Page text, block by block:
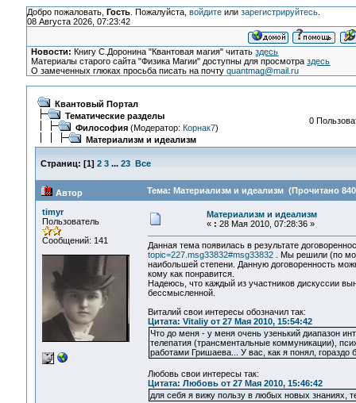
Добро пожаловать, Гость. Пожалуйста, войдитеили зарегистрируйтесь.
08 Августа 2026, 07:23:42
Новости: Книгу С.Доронина "Квантовая магия" читатьздесь
Материалы старого сайта "Физика Магии" доступны для просмотраздесь
О замеченных глюках просьба писать на почтуquantmag@mail.ru
Квантовый Портал
Тематические разделы
Философия(Модератор: Корнак7)
Материализм и идеализм
0
Страниц: [1] 2 3 ... 23 Все
Автор Тема: Материализм и идеализм (Прочитано
timyr
Пользователь
Сообщений: 141
Материализм и идеализм
« : 28 Мая 2010, 07:28:36 »
Данная тема появилась в результате
topic=227.msg33832#msg33832. Мы решили (по
наибольшей степени. Данную договоренность
кому как понравится.
Надеюсь, что каждый из участников дискуссии
бессмысленной.
Виталий свои интересы обозначил так:
Цитата: Vitaliy от 27 Мая 2010, 15:54:42
Что до меня - у меня очень узенький диапазон
телепатия (трансментальные коммуникации),
работами Гришаева... У вас, как я понял, гораздо
Любовь свои интересы так:
Цитата: Любовь от 27 Мая 2010, 15:46:42
для себя я вижу пользу в любых новых знаниях,